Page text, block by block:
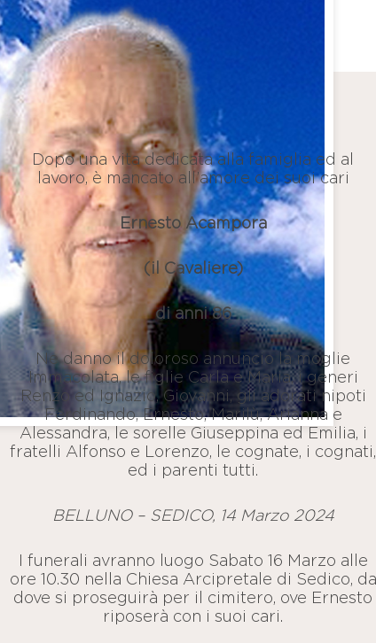
Dopo una vita dedicata alla famiglia ed al
lavoro, è mancato all’amore dei suoi cari
Ernesto Acampora
(il Cavaliere)
di anni 86
Ne danno il doloroso annuncio la moglie
Immacolata, le figlie Carla e Maria, i generi
Renzo ed Ignazio, Giovanni, gli adorati nipoti
Ferdinando, Ernesto, Marilù, Arianna e
Alessandra, le sorelle Giuseppina ed Emilia, i
fratelli Alfonso e Lorenzo, le cognate, i cognati,
ed i parenti tutti.
BELLUNO – SEDICO, 14 Marzo 2024
I funerali avranno luogo Sabato 16 Marzo alle
ore 10.30 nella Chiesa Arcipretale di Sedico, da
dove si proseguirà per il cimitero, ove Ernesto
riposerà con i suoi cari.